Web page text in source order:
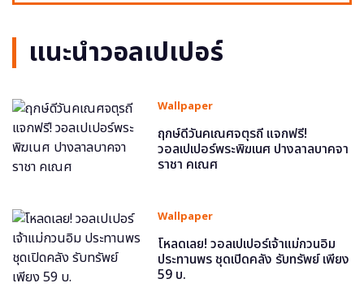
แนะนำวอลเปเปอร์
Wallpaper
ฤกษ์ดีวันคเณศจตุรถี แจกฟรี!
วอลเปเปอร์พระพิฆเนศ ปางลาลบาคจา
ราชา คเณศ
Wallpaper
โหลดเลย! วอลเปเปอร์เจ้าแม่กวนอิม
ประทานพร ชุดเปิดคลัง รับทรัพย์ เพียง
59 บ.